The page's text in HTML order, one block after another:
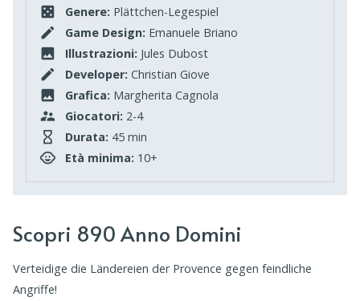
Genere: Plättchen-Legespiel
Game Design: Emanuele Briano
Illustrazioni: Jules Dubost
Developer: Christian Giove
Grafica: Margherita Cagnola
Giocatori: 2-4
Durata: 45 min
Età minima: 10+
Scopri 890 Anno Domini
Verteidige die Ländereien der Provence gegen feindliche
Angriffe!